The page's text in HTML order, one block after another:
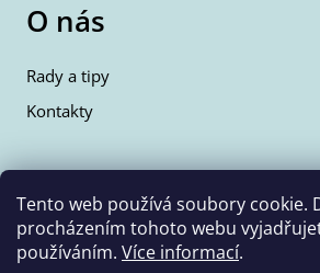
Tento web používá soubory cookie.
procházením tohoto webu
používáním. Více informací.
O nás
Rady a tipy
Kontakty
Kontakty
info@wolfie.cz